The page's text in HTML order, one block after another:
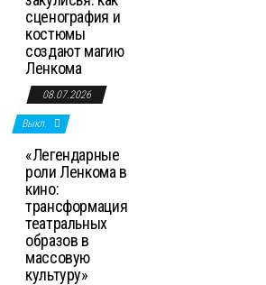
сценография и
костюмы
создают магию
Ленкома
08.07.2026
Выкл.
«Легендарные
роли Ленкома в
кино:
трансформация
театральных
образов в
массовую
культуру»